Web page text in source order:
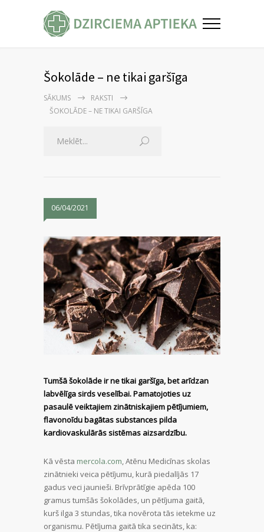
Šokolāde – ne tikai garšīga
SĀKUMS
RAKSTI
ŠOKOLĀDE – NE TIKAI GARŠĪGA
06/04/2021
Tumšā šokolāde ir ne tikai garšīga, bet arīdzan
labvēlīga sirds veselībai. Pamatojoties uz
pasaulē veiktajiem zinātniskajiem pētījumiem,
flavonoīdu bagātas substances pilda
kardiovaskulārās sistēmas aizsardzību.
Kā vēsta mercola.com, Atēnu Medicīnas skolas
zinātnieki veica pētījumu, kurā piedalījās 17
gadus veci jaunieši. Brīvprātīgie apēda 100
gramus tumšās šokolādes, un pētījuma gaitā,
kurš ilga 3 stundas, tika novērota tās ietekme uz
organismu. Pētījuma gaitā tika secināts, ka: